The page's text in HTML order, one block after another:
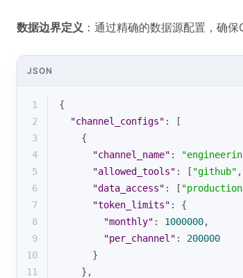
数据边界定义 ：通过精确的数据源配置，确
JSON
1
{
2
"channel_configs" : [
3
    {
4
"channel_name" :
5
"allowed_tools" : [ "github" ,
6
"data_access" : [
7
"token_limits" : {
8
"monthly" : 1000000,
9
"per_channel" : 200000
10
      }
11
    },